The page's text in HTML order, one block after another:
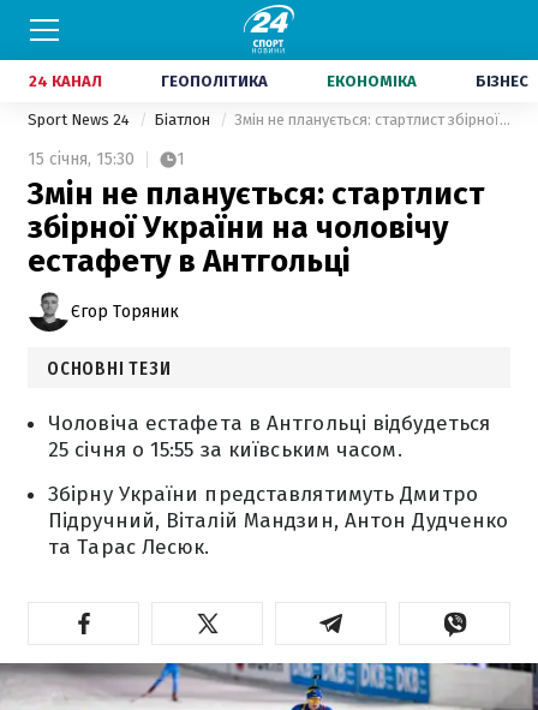
24 КАНАЛ ГЕОПОЛІТИКА ЕКОНОМІКА БІЗНЕС
Sport News 24 Біатлон Змін не планується: стартлист збірної України на чоловічу естафету в Антгольці
15 січня, 15:30 1
Змін не планується: стартлист
збірної України на чоловічу
естафету в Антгольці
Єгор Торяник
ОСНОВНІ ТЕЗИ
Чоловіча естафета в Антгольці відбудеться
25 січня о 15:55 за київським часом.
Збірну України представлятимуть Дмитро
Підручний, Віталій Мандзин, Антон Дудченко
та Тарас Лесюк.